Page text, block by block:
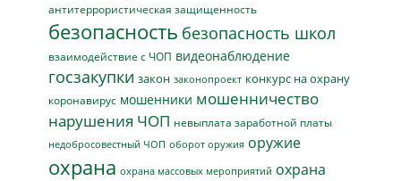
антитеррористическая защищенность
безопасность безопасность школ
взаимодействие с ЧОП видеонаблюдение
госзакупки закон законопроект конкурс на охрану
коронавирус мошенники мошенничество
нарушения ЧОП невыплата заработной платы
недобросовестный ЧОП оборот оружия оружие
охрана охрана массовых мероприятий охрана